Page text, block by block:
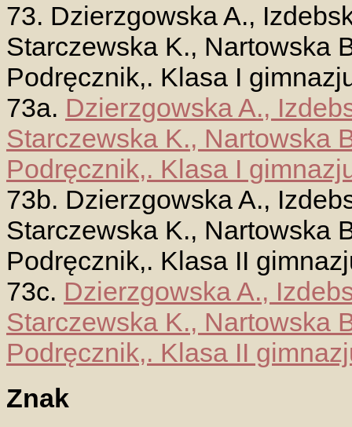
73. Dzierzgowska A.,
Starczewska K., Nartowska
Podręcznik,. Klasa I
73a. Dzierzgowska A.,
Starczewska K., Nartowska
Podręcznik,. Klasa I
73b. Dzierzgowska A.,
Starczewska K., Nartowska
Podręcznik,. Klasa II
73c. Dzierzgowska A.,
Starczewska K., Nartowska
Podręcznik,. Klasa II
Znak